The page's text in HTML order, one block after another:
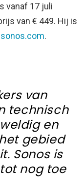
vanaf 17 juli
van € 449. Hij is
.
van
technisch
en
gebied
Sonos is
nog toe